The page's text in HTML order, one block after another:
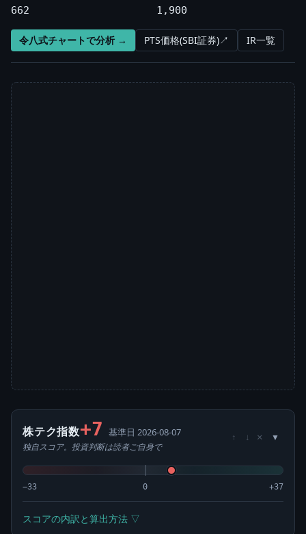
662
1,900
令八式チャートで分析 → PTS価格(SBI証券)↗ IR一覧
株テク指数+7 基準日 2026-08-07
独自スコア。投資判断は読者ご自身で
↑ ↓ ×
−33 0 +37
スコアの内訳と算出方法 ▽